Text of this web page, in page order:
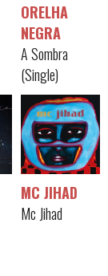
ORELHA
NEGRA
A Sombra
(Single)
MC JIHAD
Mc Jihad